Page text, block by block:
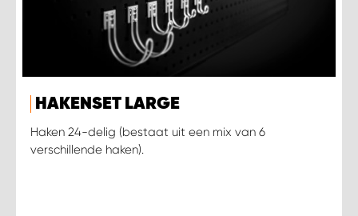
HAKENSET LARGE
Haken 24-delig (bestaat uit een mix van 6
verschillende haken).